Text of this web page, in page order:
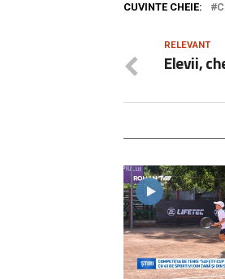
CUVINTE CHEIE:
RELEVANT
Elevii,